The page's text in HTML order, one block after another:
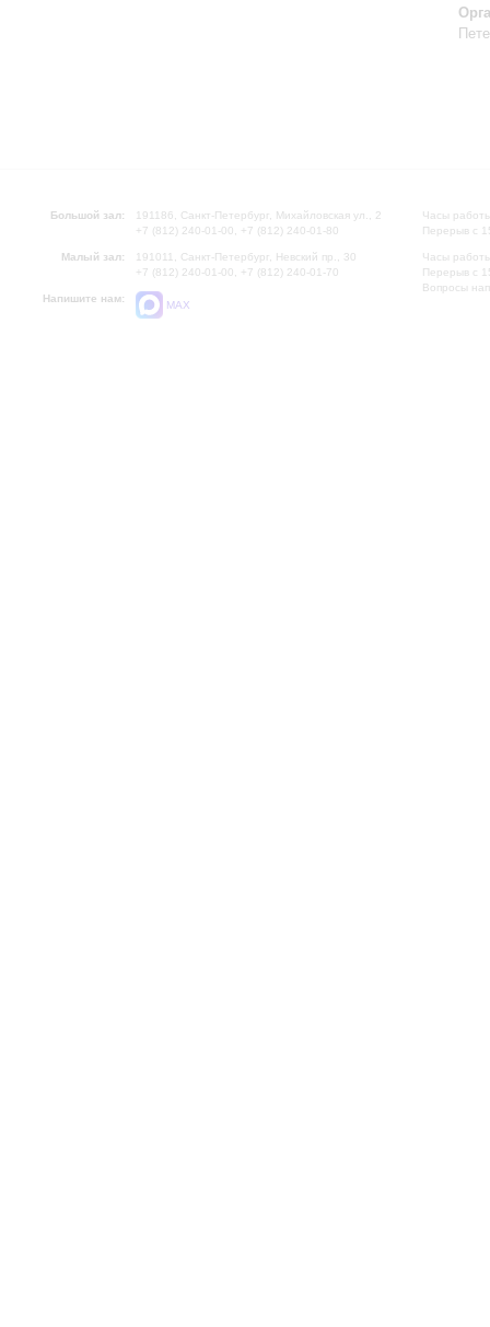
Большой зал:
191186, Санкт-Петербург, Михайловская ул., 2
+7 (812) 240-01-00, +7 (812) 240-01-80
Малый зал:
191011, Санкт-Петербург, Невский пр., 30
+7 (812) 240-01-00, +7 (812) 240-01-70
Напишите нам:
MAX
Часы
Перерыв с
Часы
Перерыв с
Вопросы